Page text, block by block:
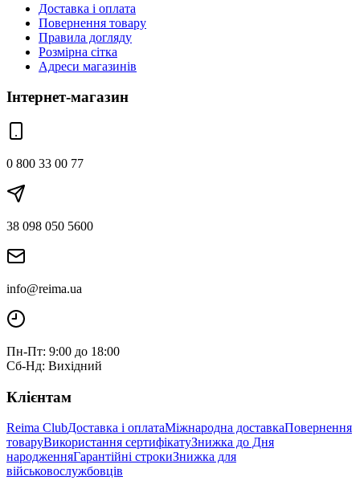
Доставка і оплата
Повернення товару
Правила догляду
Розмірна сітка
Адреси магазинів
Інтернет-магазин
0 800 33 00 77
38 098 050 5600
info@reima.ua
Пн-Пт: 9:00 до 18:00
Сб-Нд: Вихідний
Клієнтам
Reima ClubДоставка і оплатаМіжнародна доставкаПовернення
товаруВикористання сертифікатуЗнижка до Дня
народженняГарантійні строкиЗнижка для
військовослужбовців